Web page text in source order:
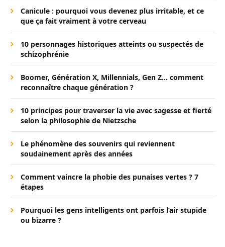
Canicule : pourquoi vous devenez plus irritable, et ce
que ça fait vraiment à votre cerveau
10 personnages historiques atteints ou suspectés de
schizophrénie
Boomer, Génération X, Millennials, Gen Z… comment
reconnaître chaque génération ?
10 principes pour traverser la vie avec sagesse et fierté
selon la philosophie de Nietzsche
Le phénomène des souvenirs qui reviennent
soudainement après des années
Comment vaincre la phobie des punaises vertes ? 7
étapes
Pourquoi les gens intelligents ont parfois l’air stupide
ou bizarre ?